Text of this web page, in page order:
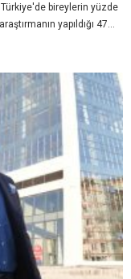
bireylerin yüzde
yapıldığı 47...